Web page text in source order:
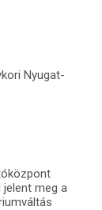
Nyugat-
jelent meg a